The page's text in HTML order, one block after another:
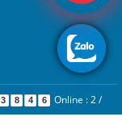
3 8 4 6 Online : 2/